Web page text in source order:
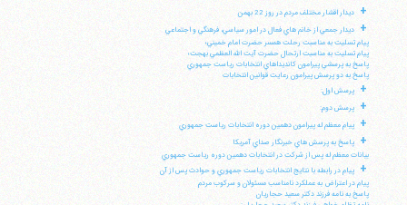
+ ديدار اقشار مختلف مردم در روز 22 بهمن
+
ديدار جمعي از خانم هاي فعال در امور سياسي، فرهنگي و اجتماعي
پيام تسليت به مناسبت رحلت همسر حضرت امام خميني؛
پيام تسليت به مناسبت ارتحال حضرت آيت الله العظمي بهجت؛
پاسخ به پرسشي پيرامون كانديداهاي انتخابات رياست جمهوري
پاسخ به دو پرسش پيرامون رعايت قوانين انتخابات
+ پرسش اول:
+ پرسش دوم:
+ پيام معظم له پيرامون دهمين دوره انتخابات رياست جمهوري
+
پاسخ به پرسش هاي خبرنگار صداي آمريكا
بيانات معظم له پس از شركت در انتخابات دهمين دوره رياست جمهوري
+
پيام در رابطه با نتايج انتخابات رياست جمهوري و حوادث پس از آن
پيام در اعتراض به عملكرد نامناسب مسئولان و سركوب مردم
پاسخ به نامه فرزند دكتر سعيد حجاريان